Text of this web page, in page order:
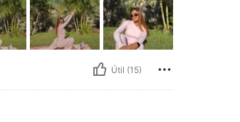
Útil (15)